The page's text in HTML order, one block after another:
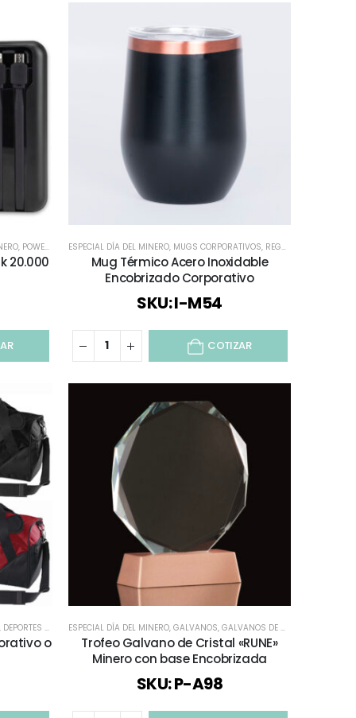
/ AUDIO
, POWER BANK ,REGALOS PREMIUM,SELECCIÓN DÍA DEL PROFESOR,TECNOLOGÍA /
20.000
ESPECIAL DÍA DEL MINERO, MUGS CORPORATIVOS, REGALOS COBRIZADOS
Mug Térmico Acero Inoxidable
Encobrizado Corporativo
SKU: I-M54
COTIZAR
DEPORTES Y BIENESTAR ,ESPECIAL DÍA DEL MINERO,MOCHILAS Y BOLSOS,
o
ESPECIAL DÍA DEL MINERO, GALVANOS, GALVANOS DE CRISTAL
Trofeo Galvano de Cristal «RUNE»
Minero con base Encobrizada
SKU: P-A98